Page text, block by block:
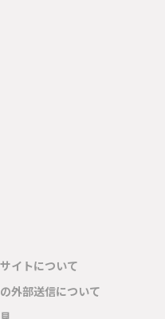
イトについて
外部送信について